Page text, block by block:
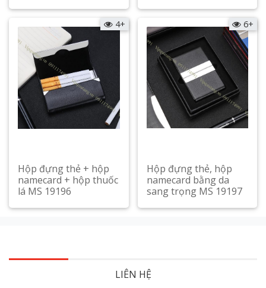
Xem chi tiết
Xem chi tiết
4+
Hộp đựng thẻ + hộp
namecard + hộp thuốc
lá MS 19196
Xem chi tiết
6+
Hộp đựng thẻ, hộp
namecard bằng da
sang trọng MS 19197
Xem chi tiết
LIÊN HỆ